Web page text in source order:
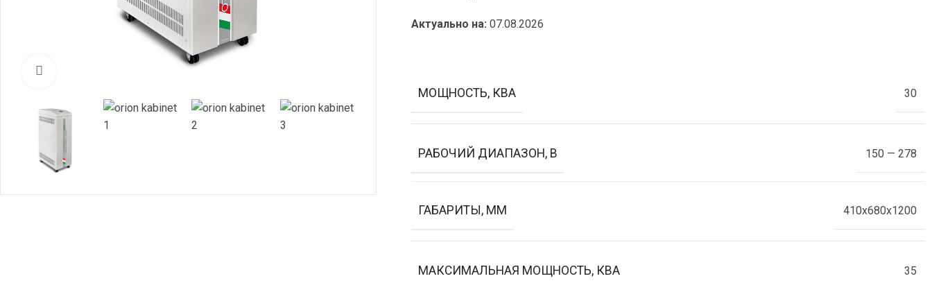
Актуально на: 07.08.2026
МОЩНОСТЬ, КВА 30
РАБОЧИЙ ДИАПАЗОН, В 150 — 278
ГАБАРИТЫ, ММ 410x680x1200
МАКСИМАЛЬНАЯ МОЩНОСТЬ, КВА 35